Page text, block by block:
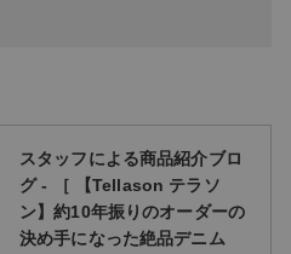
スタッフによる商品紹介ブロ
グ - ［ 【Tellason テラソ
ン】約10年振りのオーダーの
決め手になった絶品デニム